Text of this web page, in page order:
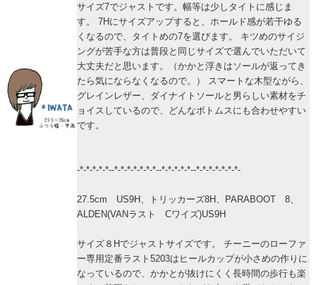
サイズ7でジャストです。幅等は少しタイトに感じま
す。 7Hにサイズアップすると、ホールド感が若干ゆる
くなるので、タイトめの7を選びます。 キツめのサイジ
ングが苦手な方は普段と同じサイズで選んでいただいて
大丈夫だと思います。（かかと浮きはソールが返ってき
たら気にならなくなるので。） スマートな木型ながら、
グレインレザー、ダイナイトソールと男らしい素材をチ
ョイスしているので、どんなボトムスにも合わせやすい
です。
-*-*-*-*-*--*-*-*-*-*-*-*--*-*-*-*-*--*-*-*-*-*-*-*-
27.5cm US9H、トリッカーズ8H、PARABOOT 8、
ALDEN(VANラスト Cワイズ)US9H
サイズ８Hでジャストサイズです。 チーニーのローファ
ー専用定番ラスト5203はヒールカップが小さめの作りに
なっているので、かかとが抜けにくく長時間の歩行も楽